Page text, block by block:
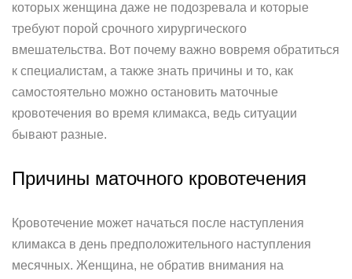
которых женщина даже не подозревала и которые
требуют порой срочного хирургического
вмешательства. Вот почему важно вовремя обратиться
к специалистам, а также знать причины и то, как
самостоятельно можно остановить маточные
кровотечения во время климакса, ведь ситуации
бывают разные.
Причины маточного кровотечения
Кровотечение может начаться после наступления
климакса в день предположительного наступления
месячных. Женщина, не обратив внимания на